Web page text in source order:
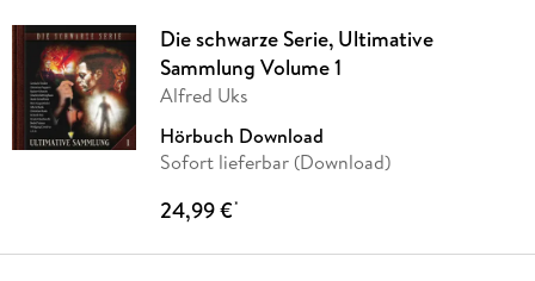
Die schwarze Serie, Ultimative
Sammlung Volume 1
Alfred Uks
Hörbuch Download
Sofort lieferbar (Download)
24,99 €*